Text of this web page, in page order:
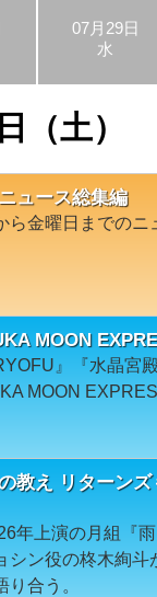
07月29日
水
（土）
ュース総集編
ら金曜日までのニ
MOON
』『水晶宮
MOON
教え リターン
年上演の月組『
シン役の柊木絢
合う。